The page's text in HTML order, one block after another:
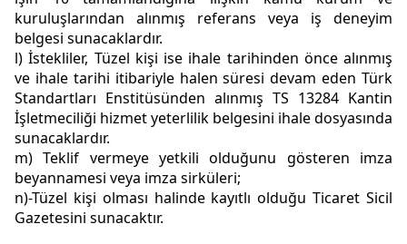
kuruluşlarından alınmış referans veya iş deneyim
belgesi sunacaklardır.
l) İstekliler, Tüzel kişi ise ihale tarihinden önce alınmış
ve ihale tarihi itibariyle halen süresi devam eden Türk
Standartları Enstitüsünden alınmış TS 13284 Kantin
İşletmeciliği hizmet yeterlilik belgesini ihale dosyasında
sunacaklardır.
m) Teklif vermeye yetkili olduğunu gösteren imza
beyannamesi veya imza sirküleri;
n)-Tüzel kişi olması halinde kayıtlı olduğu Ticaret Sicil
Gazetesini sunacaktır.